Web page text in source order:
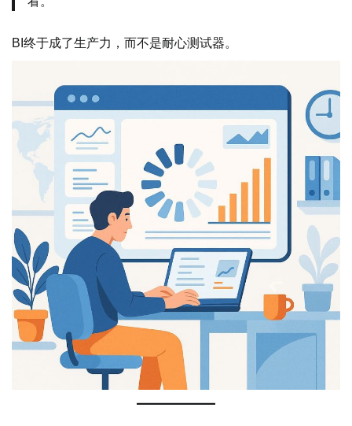
BI终于成了生产力，而不是耐心测试器。